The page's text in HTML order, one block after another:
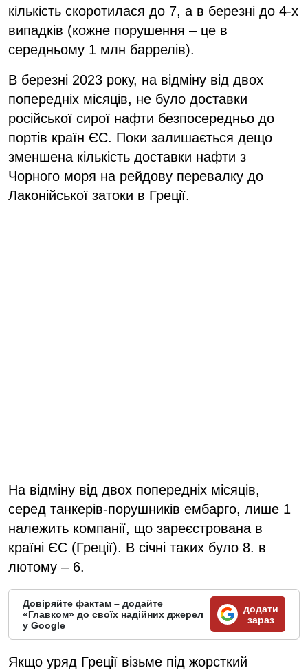
кількість скоротилася до 7, а в березні до 4-х
випадків (кожне порушення – це в
середньому 1 млн баррелів).
В березні 2023 року, на відміну від двох
попередніх місяців, не було доставки
російської сирої нафти безпосередньо до
портів країн ЄС. Поки залишається дещо
зменшена кількість доставки нафти з
Чорного моря на рейдову перевалку до
Лаконійської затоки в Греції.
На відміну від двох попередніх місяців,
серед танкерів-порушників ембарго, лише 1
належить компанії, що зареєстрована в
країні ЄС (Греції). В січні таких було 8. в
лютому – 6.
Довіряйте фактам – додайте
«Главком» до своїх надійних джерел
у Google
додати
зараз
Якщо уряд Греції візьме під жорсткий